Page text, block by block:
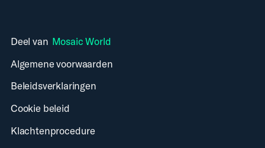
Deel van Mosaic World
Algemene voorwaarden
Beleidsverklaringen
Cookie beleid
Klachtenprocedure